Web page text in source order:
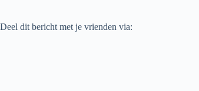
Deel dit bericht met je vrienden via: